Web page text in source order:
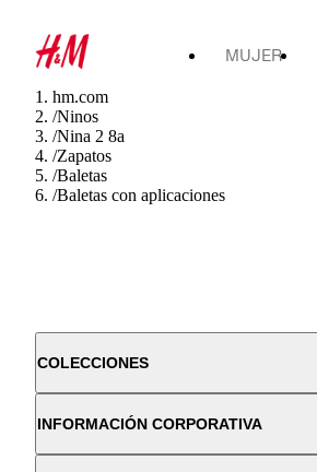
MUJER
hm.com
/Ninos
/Nina 2 8a
/Zapatos
/Baletas
/Baletas con aplicaciones
COLECCIONES
INFORMACIÓN CORPORATIVA